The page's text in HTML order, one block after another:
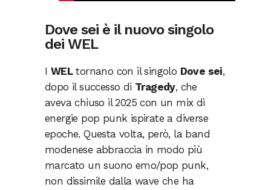
Dove sei è il nuovo singolo
dei WEL
I WELtornano con il singolo Dove sei,
dopo il successo di Tragedy, che
aveva chiuso il 2025 con un mix di
energie pop punk ispirate a diverse
epoche. Questa volta, però, la band
modenese abbraccia in modo più
marcato un suono emo/pop punk,
non dissimile dalla wave che ha